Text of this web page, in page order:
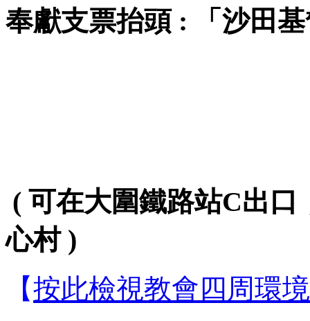
奉獻支票抬頭 : 「沙田
( 可在大圍鐵路站C出
心村 )
【按此檢視教會四周環境